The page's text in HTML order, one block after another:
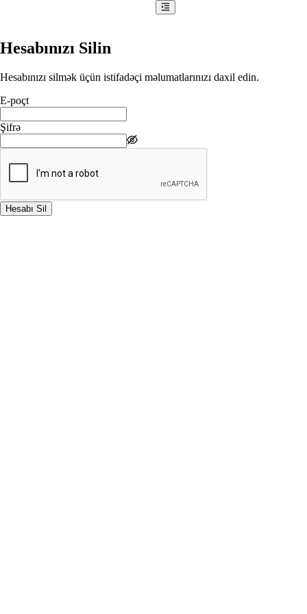
Hesabınızı Silin
Hesabınızı silmək üçün istifadəçi məlumatlarınızı daxil edin.
E-poçt
Şifrə
Hesabı Sil